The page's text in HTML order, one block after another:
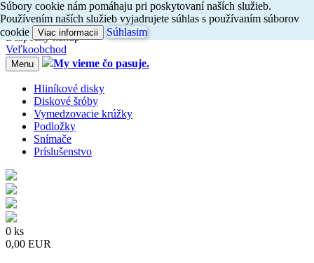
Dovoz do 24h
Radivámporadíme, zavolajtenám 047/4397722
Bezpečný nákup
Veľkoobchod
Menu My vieme čo pasuje.
Hliníkové disky
Diskové šróby
Vymedzovacie krúžky
Podložky
Snímače
Príslušenstvo
0 ks
0,00 EUR
Súbory cookie nám pomáhaju pri poskytovaní naších služieb.
Používením naších služieb vyjadrujete súhlas s používaním súborov
cookie
Viac informacii Súhlasim